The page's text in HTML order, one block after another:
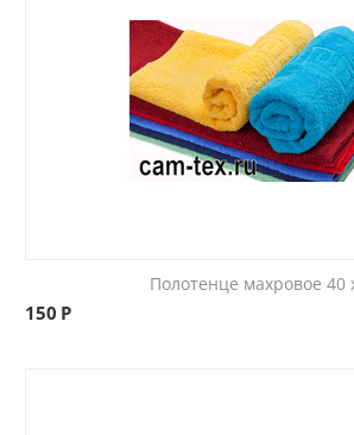
Полотенце махровое 40
150 Р